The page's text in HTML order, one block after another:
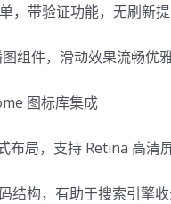
，带验证功能，无刷新
组件，滑动效果流畅优
图标库集成
布局，支持 Retina 高清
结构，有助于搜索引擎